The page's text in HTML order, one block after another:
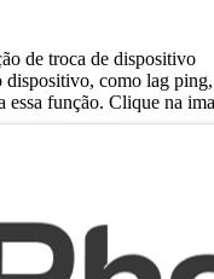
de troca de dispositivo
como lag
função. Clique na